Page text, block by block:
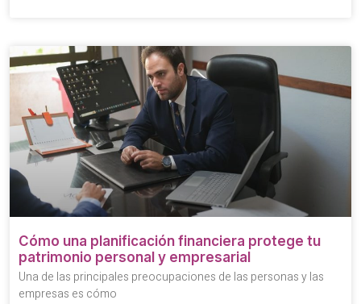
Cómo una planificación financiera protege tu
patrimonio personal y empresarial
Una de las principales preocupaciones de las personas y las
empresas es cómo